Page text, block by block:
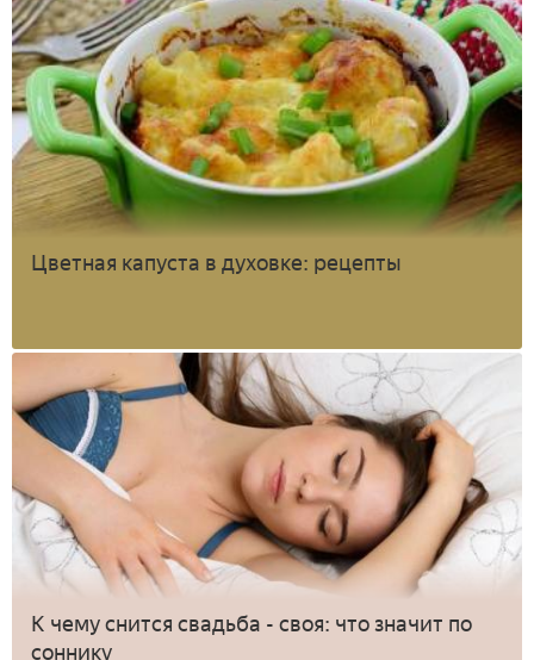
Цветная капуста в духовке: рецепты
К чему снится свадьба - своя: что значит по
соннику